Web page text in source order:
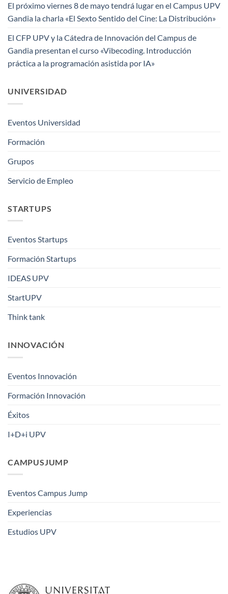
El próximo viernes 8 de mayo tendrá lugar en el Campus UPV
Gandia la charla «El Sexto Sentido del Cine: La Distribución»
El CFP UPV y la Cátedra de Innovación del Campus de
Gandia presentan el curso «Vibecoding. Introducción
práctica a la programación asistida por IA»
UNIVERSIDAD
Eventos Universidad
Formación
Grupos
Servicio de Empleo
STARTUPS
Eventos Startups
Formación Startups
IDEAS UPV
StartUPV
Think tank
INNOVACIÓN
Eventos Innovación
Formación Innovación
Éxitos
I+D+i UPV
CAMPUSJUMP
Eventos Campus Jump
Experiencias
Estudios UPV